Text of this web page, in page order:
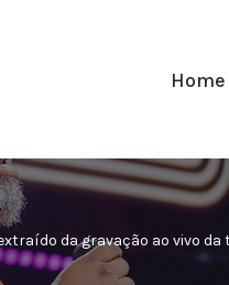
Home
da gravação ao vivo da